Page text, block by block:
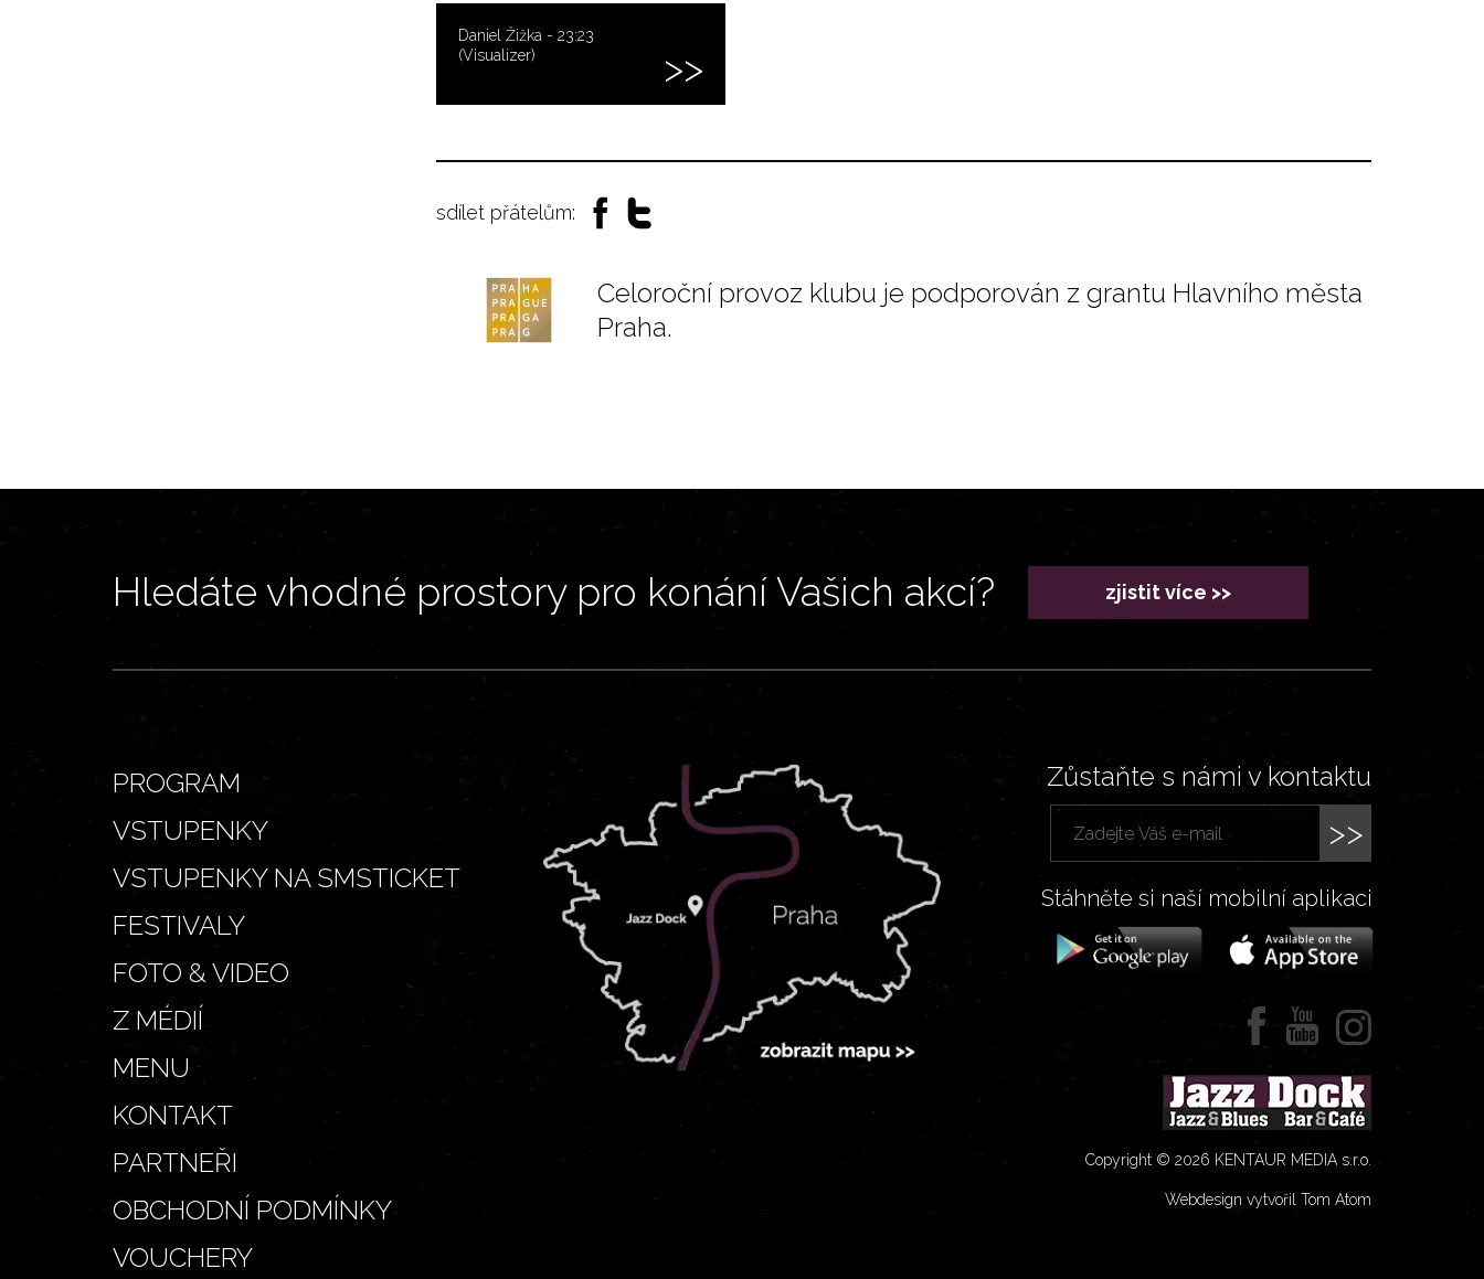
Daniel Žižka - 23:23
(Visualizer)
sdílet přátelům:
Celoroční provoz klubu je podporován z grantu Hlavního města
Praha.
Hledáte vhodné prostory pro konání Vašich akcí? zjistit více >>
PROGRAM
VSTUPENKY
VSTUPENKY NA SMSTICKET
FESTIVALY
FOTO & VIDEO
Z MÉDIÍ
MENU
KONTAKT
PARTNEŘI
OBCHODNÍ PODMÍNKY
VOUCHERY
Zůstaňte s námi v kontaktu
>>
Stáhněte si naší mobilní aplikaci
Copyright © 2026 KENTAUR MEDIA s.r.o.
Webdesign vytvořil Tom Atom